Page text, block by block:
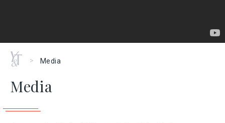
Home
> Media
Media